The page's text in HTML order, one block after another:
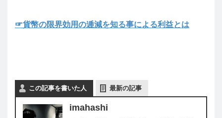
☞貨幣の限界効用の逓減を知る事による利益とは
この記事を書いた人 最新の記事
imahashi